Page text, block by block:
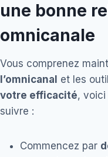
une bonne
omnicanale
Vous comprenez
l’omnicanal et les
votre efficacité, voici
suivre :
Commencez par